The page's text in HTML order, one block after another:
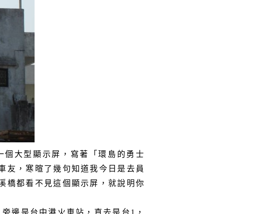
個大型顯示屏，寫著「環島的勇士
友，寒暄了幾句知道我今日是去員
橋都看不見這個顯示屏，就說明你
邊是台中港火車站，直去是台 1 ，